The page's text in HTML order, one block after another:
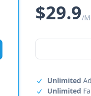
$29.9/
Unlimited
Unlimited